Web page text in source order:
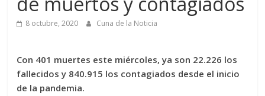
8 octubre, 2020 Cuna de la Noticia
Con 401 muertes este miércoles, ya son 22.226 los
fallecidos y 840.915 los contagiados desde el inicio
de la pandemia.